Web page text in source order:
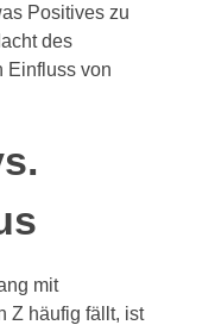
Positives zu
des
Einfluss von
mit
Z häufig fällt, ist